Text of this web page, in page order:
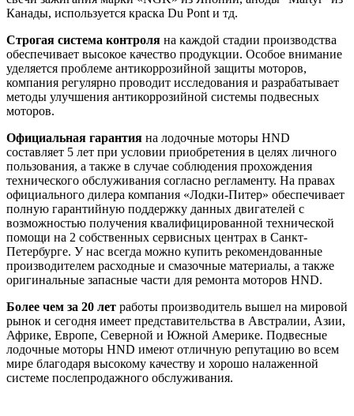
Канады, используется краска Du Pont и тд.
Строгая система контроля на каждой стадии производства
обеспечивает высокое качество продукции. Особое внимание
уделяется проблеме антикоррозийной защиты моторов,
компания регулярно проводит исследования и разрабатывает
методы улучшения антикоррозийной системы подвесных
моторов.
Официальная гарантия на лодочные моторы HND
составляет 5 лет при условии приобретения в целях личного
пользования, а также в случае соблюдения прохождения
технического обслуживания согласно регламенту. На правах
официального дилера компания «Лодки-Питер» обеспечивает
полную гарантийную поддержку данных двигателей с
возможностью получения квалифицированной технической
помощи на 2 собственных сервисных центрах в Санкт-
Петербурге. У нас всегда можно купить рекомендованные
производителем расходные и смазочные материалы, а также
оригинальные запасные части для ремонта моторов HND.
Более чем за 20 лет работы производитель вышел на мировой
рынок и сегодня имеет представительства в Австралии, Азии,
Африке, Европе, Северной и Южной Америке. Подвесные
лодочные моторы HND имеют отличную репутацию во всем
мире благодаря высокому качеству и хорошо налаженной
системе послепродажного обслуживания.